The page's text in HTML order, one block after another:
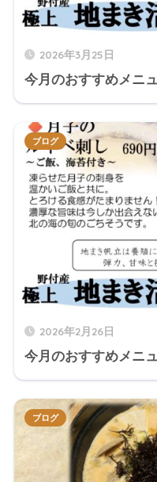
2026年3月25日
今月のおすすめメニ
2026年2月26日
今月のおすすめメニ
ブログ
ブログ